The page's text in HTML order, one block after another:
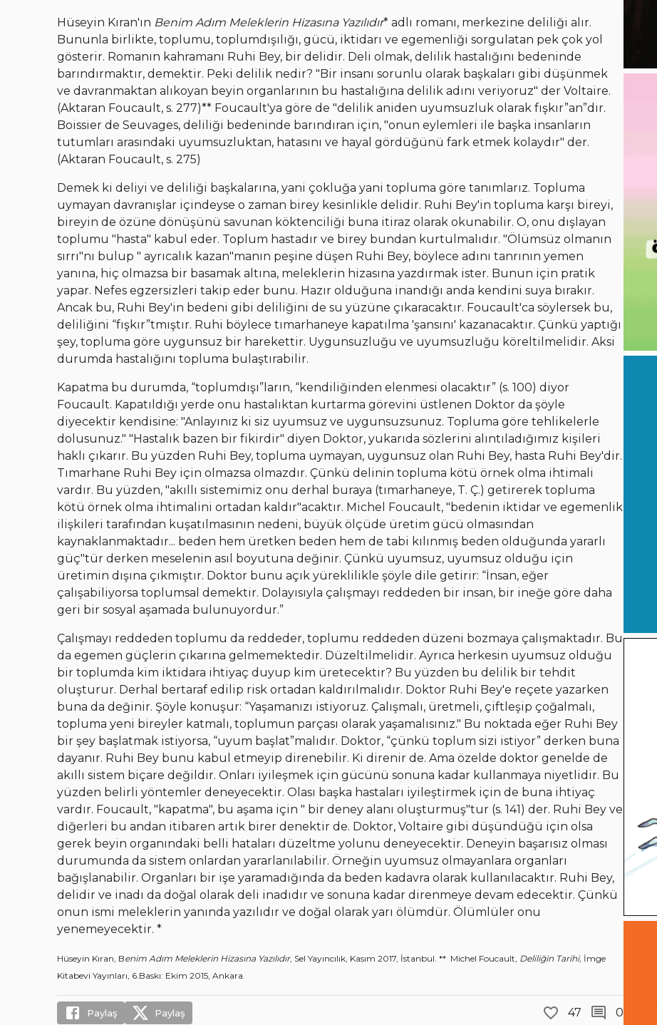
Hüseyin Kıran'ın Benim Adım Meleklerin Hizasına Yazılıdır* adlı romanı, merkezine deliliği alır.
Bununla birlikte, toplumu, toplumdışılığı, gücü, iktidarı ve egemenliği sorgulatan pek çok yol
gösterir. Romanın kahramanı Ruhi Bey, bir delidir. Deli olmak, delilik hastalığını bedeninde
barındırmaktır, demektir. Peki delilik nedir? "Bir insanı sorunlu olarak başkaları gibi düşünmek
ve davranmaktan alıkoyan beyin organlarının bu hastalığına delilik adını veriyoruz" der Voltaire.
(Aktaran Foucault, s. 277)** Foucault'ya göre de "delilik aniden uyumsuzluk olarak fışkır”an”dır.
Boissier de Seuvages, deliliği bedeninde barındıran için, "onun eylemleri ile başka insanların
tutumları arasındaki uyumsuzluktan, hatasını ve hayal gördüğünü fark etmek kolaydır" der.
(Aktaran Foucault, s. 275)
Demek ki deliyi ve deliliği başkalarına, yani çokluğa yani topluma göre tanımlarız. Topluma
uymayan davranışlar içindeyse o zaman birey kesinlikle delidir. Ruhi Bey'in topluma karşı bireyi,
bireyin de özüne dönüşünü savunan köktenciliği buna itiraz olarak okunabilir. O, onu dışlayan
toplumu "hasta" kabul eder. Toplum hastadır ve birey bundan kurtulmalıdır. "Ölümsüz olmanın
sırrı"nı bulup " ayrıcalık kazan"manın peşine düşen Ruhi Bey, böylece adını tanrının yemen
yanına, hiç olmazsa bir basamak altına, meleklerin hizasına yazdırmak ister. Bunun için pratik
yapar. Nefes egzersizleri takip eder bunu. Hazır olduğuna inandığı anda kendini suya bırakır.
Ancak bu, Ruhi Bey'in bedeni gibi deliliğini de su yüzüne çıkaracaktır. Foucault'ca söylersek bu,
deliliğini “fışkır”tmıştır. Ruhi böylece tımarhaneye kapatılma 'şansını' kazanacaktır. Çünkü yaptığı
şey, topluma göre uygunsuz bir harekettir. Uygunsuzluğu ve uyumsuzluğu köreltilmelidir. Aksi
durumda hastalığını topluma bulaştırabilir.
Kapatma bu durumda, “toplumdışı”ların, “kendiliğinden elenmesi olacaktır” (s. 100) diyor
Foucault. Kapatıldığı yerde onu hastalıktan kurtarma görevini üstlenen Doktor da şöyle
diyecektir kendisine: "Anlayınız ki siz uyumsuz ve uygunsuzsunuz. Topluma göre tehlikelerle
dolusunuz." "Hastalık bazen bir fikirdir" diyen Doktor, yukarıda sözlerini alıntıladığımız kişileri
haklı çıkarır. Bu yüzden Ruhi Bey, topluma uymayan, uygunsuz olan Ruhi Bey, hasta Ruhi Bey'dir.
Tımarhane Ruhi Bey için olmazsa olmazdır. Çünkü delinin topluma kötü örnek olma ihtimali
vardır. Bu yüzden, "akıllı sistemimiz onu derhal buraya (tımarhaneye, T. Ç.) getirerek topluma
kötü örnek olma ihtimalini ortadan kaldır"acaktır. Michel Foucault, "bedenin iktidar ve egemenlik
ilişkileri tarafından kuşatılmasının nedeni, büyük ölçüde üretim gücü olmasından
kaynaklanmaktadır... beden hem üretken beden hem de tabi kılınmış beden olduğunda yararlı
güç"tür derken meselenin asıl boyutuna değinir. Çünkü uyumsuz, uyumsuz olduğu için
üretimin dışına çıkmıştır. Doktor bunu açık yüreklilikle şöyle dile getirir: “İnsan, eğer
çalışabiliyorsa toplumsal demektir. Dolayısıyla çalışmayı reddeden bir insan, bir ineğe göre daha
geri bir sosyal aşamada bulunuyordur.”
Çalışmayı reddeden toplumu da reddeder, toplumu reddeden düzeni bozmaya çalışmaktadır. Bu
da egemen güçlerin çıkarına gelmemektedir. Düzeltilmelidir. Ayrıca herkesin uyumsuz olduğu
bir toplumda kim iktidara ihtiyaç duyup kim üretecektir? Bu yüzden bu delilik bir tehdit
oluşturur. Derhal bertaraf edilip risk ortadan kaldırılmalıdır. Doktor Ruhi Bey'e reçete yazarken
buna da değinir. Şöyle konuşur: “Yaşamanızı istiyoruz. Çalışmalı, üretmeli, çiftleşip çoğalmalı,
topluma yeni bireyler katmalı, toplumun parçası olarak yaşamalısınız." Bu noktada eğer Ruhi Bey
bir şey başlatmak istiyorsa, “uyum başlat”malıdır. Doktor, “çünkü toplum sizi istiyor” derken buna
dayanır. Ruhi Bey bunu kabul etmeyip direnebilir. Ki direnir de. Ama özelde doktor genelde de
akıllı sistem biçare değildir. Onları iyileşmek için gücünü sonuna kadar kullanmaya niyetlidir. Bu
yüzden belirli yöntemler deneyecektir. Olası başka hastaları iyileştirmek için de buna ihtiyaç
vardır. Foucault, "kapatma", bu aşama için " bir deney alanı oluşturmuş"tur (s. 141) der. Ruhi Bey ve
diğerleri bu andan itibaren artık birer denektir de. Doktor, Voltaire gibi düşündüğü için olsa
gerek beyin organındaki belli hataları düzeltme yolunu deneyecektir. Deneyin başarısız olması
durumunda da sistem onlardan yararlanılabilir. Örneğin uyumsuz olmayanlara organları
bağışlanabilir. Organları bir işe yaramadığında da beden kadavra olarak kullanılacaktır. Ruhi Bey,
delidir ve inadı da doğal olarak deli inadıdır ve sonuna kadar direnmeye devam edecektir. Çünkü
onun ismi meleklerin yanında yazılıdır ve doğal olarak yarı ölümdür. Ölümlüler onu
yenemeyecektir. *
Hüseyin Kıran, Benim Adım Meleklerin Hizasına Yazılıdır, Sel Yayıncılık, Kasım 2017, İstanbul. ** Michel Foucault, Deliliğin Tarihi, İmge
Kitabevi Yayınları, 6.Baskı: Ekim 2015, Ankara.
Paylaş Paylaş 47 0